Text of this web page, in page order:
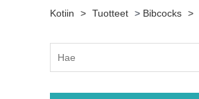
Kotiin > Tuotteet > Bibcocks >